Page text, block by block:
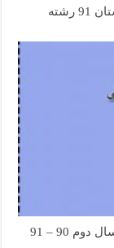
دانلود رایگان نمونه سوال پژوهش عملیاتی تابستان 91 رشته
دانلود رایگان نمونه سوال پژوهش عملیاتی نیمسال دوم 90 – 91